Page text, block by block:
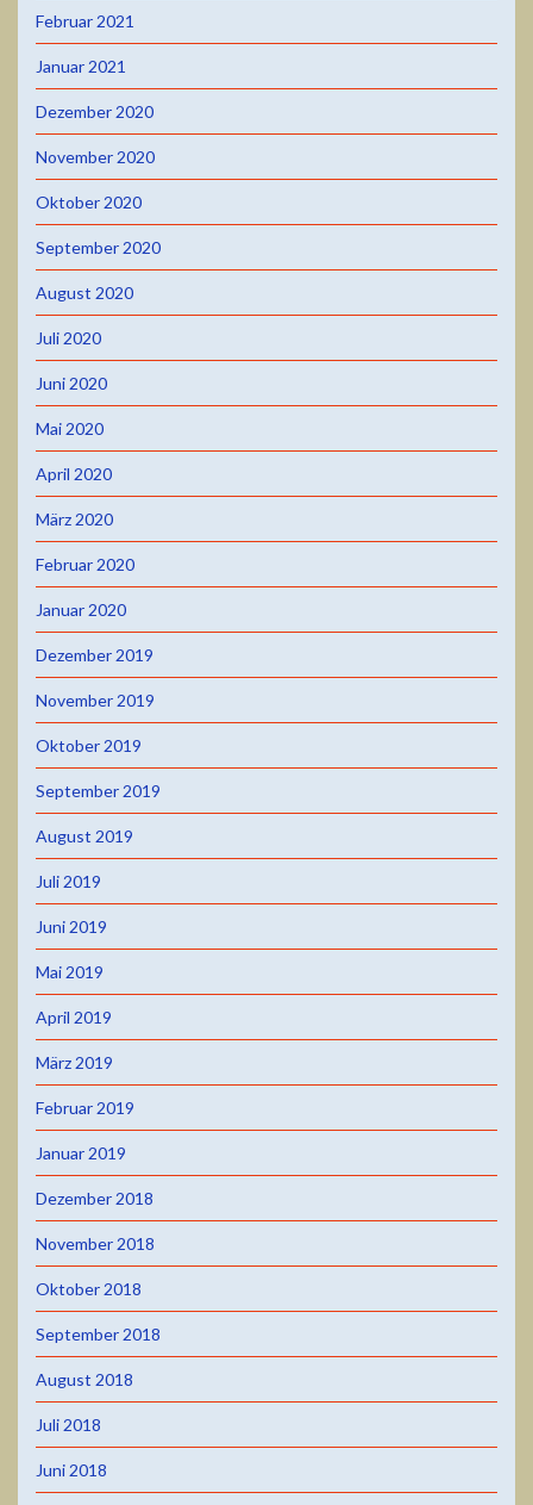
Februar 2021
Januar 2021
Dezember 2020
November 2020
Oktober 2020
September 2020
August 2020
Juli 2020
Juni 2020
Mai 2020
April 2020
März 2020
Februar 2020
Januar 2020
Dezember 2019
November 2019
Oktober 2019
September 2019
August 2019
Juli 2019
Juni 2019
Mai 2019
April 2019
März 2019
Februar 2019
Januar 2019
Dezember 2018
November 2018
Oktober 2018
September 2018
August 2018
Juli 2018
Juni 2018